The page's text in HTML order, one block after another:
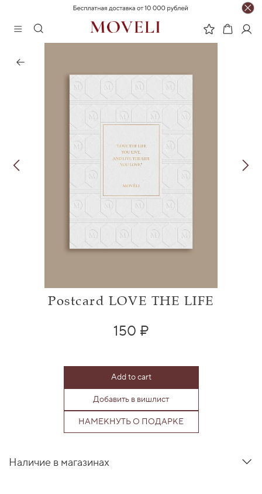
Postcard LOVE THE LIFE
150 ₽
Add to cart
Добавить в вишлист
НАМЕКНУТЬ О ПОДАРКЕ
Наличие в магазинах